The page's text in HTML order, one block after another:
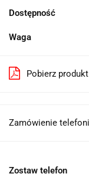
Dostępność
Waga
Pobierz
Zamówienie
Zostaw telefon